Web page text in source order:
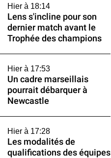
Hier à 18:14
Lens s'incline pour son
dernier match avant le
Trophée des champions
Hier à 17:53
Un cadre marseillais
pourrait débarquer à
Newcastle
Hier à 17:28
Les modalités de
qualifications des équipes